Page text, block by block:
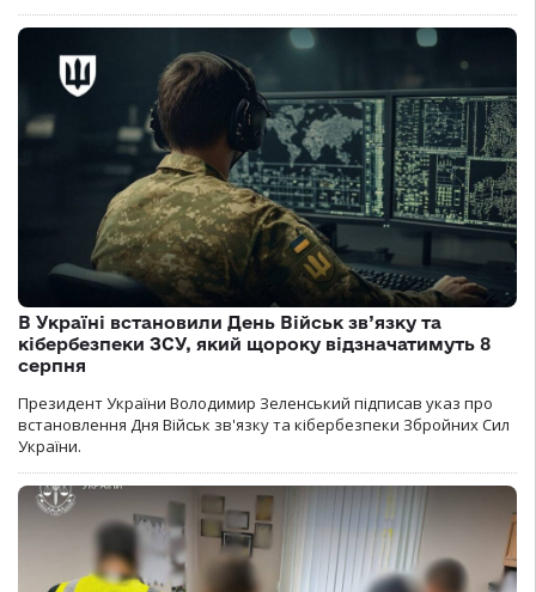
В Україні встановили День Військ зв’язку та
кібербезпеки ЗСУ, який щороку відзначатимуть 8
серпня
Президент України Володимир Зеленський підписав указ про
встановлення Дня Військ зв'язку та кібербезпеки Збройних Сил
України.